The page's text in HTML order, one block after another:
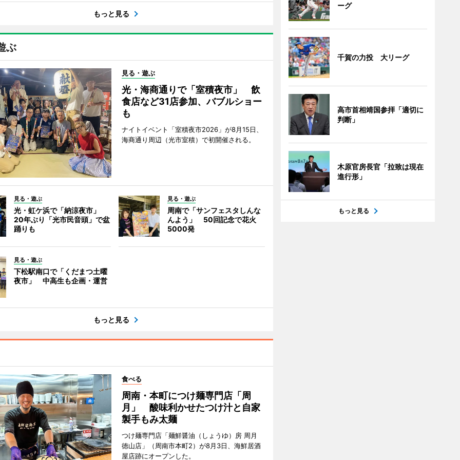
もっと見る
ぶ
見る・遊ぶ
光・海商通りで「室積夜市」 飲
食店など31店参加、バブルショー
も
ナイトイベント「室積夜市2026」が8月15日、
海商通り周辺（光市室積）で初開催される。
見る・遊ぶ
光・虹ケ浜で「納涼夜市」
20年ぶり「光市民音頭」で盆
踊りも
見る・遊ぶ
周南で「サンフェスタしんな
んよう」 50回記念で花火
5000発
見る・遊ぶ
下松駅南口で「くだまつ土曜
夜市」 中高生も企画・運営
もっと見る
食べる
周南・本町につけ麺専門店「周
月」 酸味利かせたつけ汁と自家
製手もみ太麺
つけ麺専門店「麺鮮醤油（しょうゆ）房 周月
徳山店」（周南市本町2）が8月3日、海鮮居酒
屋店跡にオープンした。
ーグ
千賀の力投 大リーグ
高市首相靖国参拝「適切に
判断」
木原官房長官「拉致は現在
進行形」
もっと見る